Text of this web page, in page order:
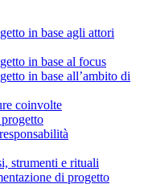
in base agli attori
in base al focus
in base all’ambito di
coinvolte
strumenti e rituali
di progetto